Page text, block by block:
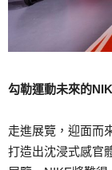
勾勒運動未來的
走進展覽，迎面而
打造出沈浸式感官